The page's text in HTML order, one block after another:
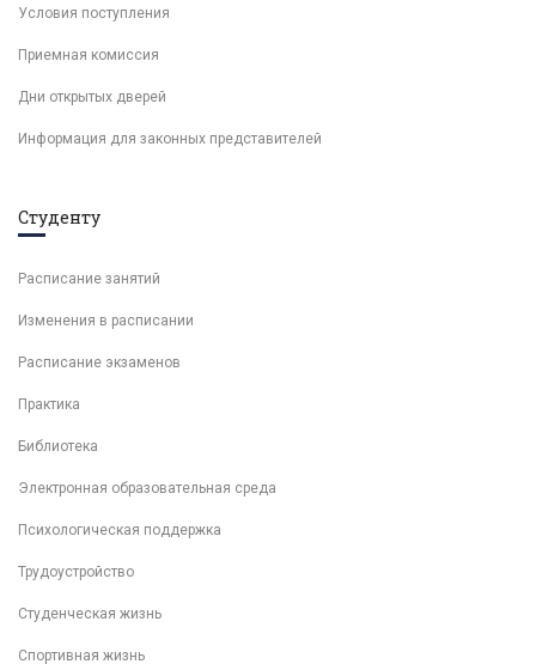
Условия поступления
Приемная комиссия
Дни открытых дверей
Информация для законных представителей
Студенту
Расписание занятий
Изменения в расписании
Расписание экзаменов
Практика
Библиотека
Электронная образовательная среда
Психологическая поддержка
Трудоустройство
Студенческая жизнь
Спортивная жизнь